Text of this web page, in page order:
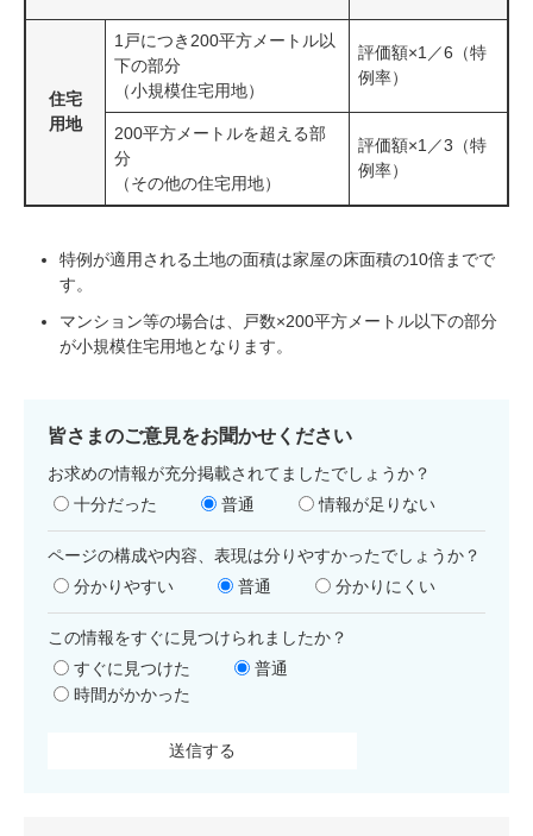
住宅
用地
1戸につき200平方メートル以
下の部分
（小規模住宅用地）
評価額×1／6（特
例率）
200平方メートルを超える部
分
（その他の住宅用地）
評価額×1／3（特
例率）
特例が適用される土地の面積は家屋の床面積の10倍までで
す。
マンション等の場合は、戸数×200平方メートル以下の部分
が小規模住宅用地となります。
皆さまのご意見をお聞かせください
お求めの情報が充分掲載されてましたでしょうか？
十分だった
普通 情報が足りない
ページの構成や内容、表現は分りやすかったでしょうか？
分かりやすい
普通 分かりにくい
この情報をすぐに見つけられましたか？
すぐに見つけた
普通
時間がかかった